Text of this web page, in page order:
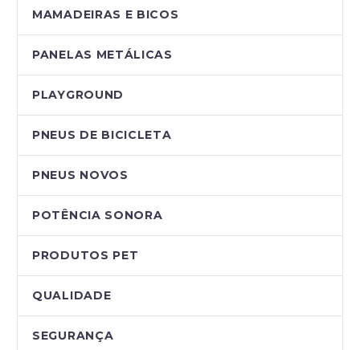
MAMADEIRAS E BICOS
PANELAS METÁLICAS
PLAYGROUND
PNEUS DE BICICLETA
PNEUS NOVOS
POTÊNCIA SONORA
PRODUTOS PET
QUALIDADE
SEGURANÇA